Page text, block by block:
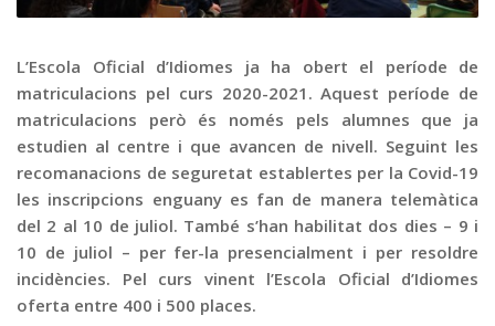
Contacte
L’Escola Oficial d’Idiomes ja ha obert el període de
matriculacions pel curs 2020-2021. Aquest període de
matriculacions però és només pels alumnes que ja
estudien al centre i que avancen de nivell. Seguint les
recomanacions de seguretat establertes per la Covid-19
les inscripcions enguany es fan de manera telemàtica
del 2 al 10 de juliol. També s’han habilitat dos dies – 9 i
10 de juliol – per fer-la presencialment i per resoldre
incidències. Pel curs vinent l’Escola Oficial d’Idiomes
oferta entre 400 i 500 places.